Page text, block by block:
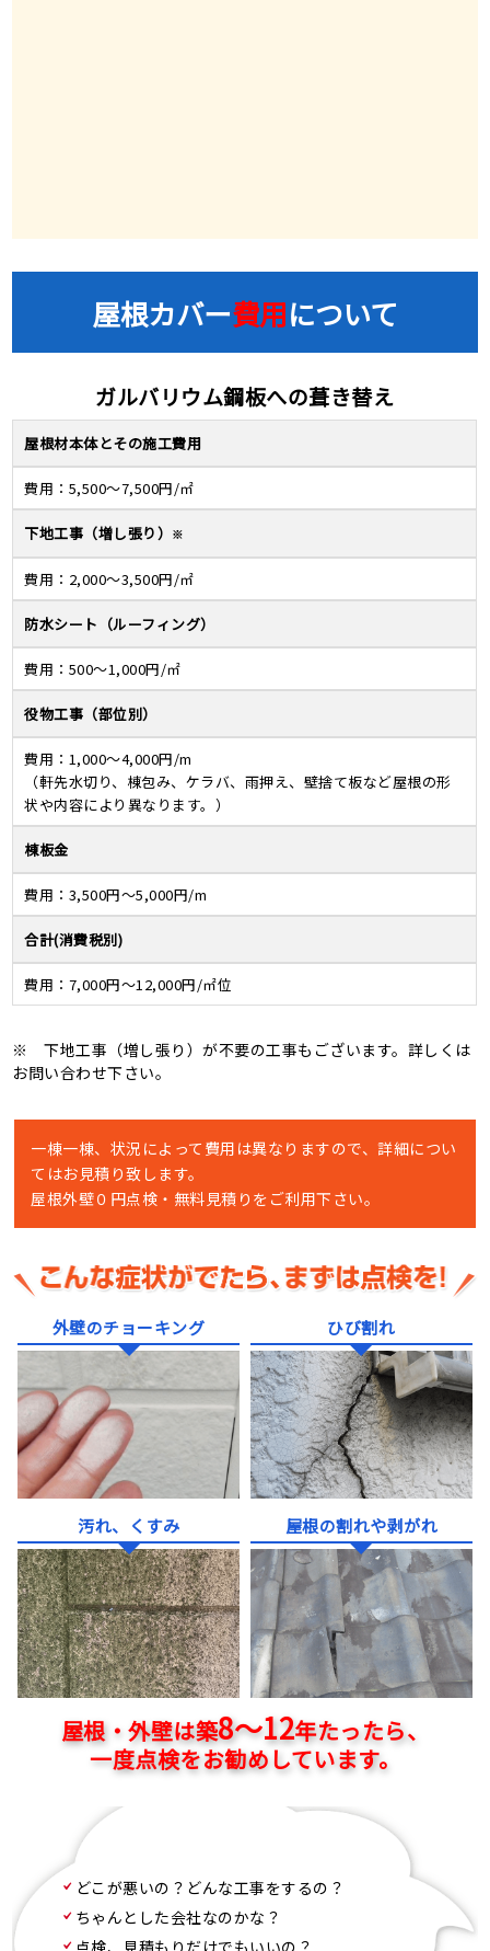
屋根カバー費用について
ガルバリウム鋼板への葺き替え
屋根材本体とその施工費用
費用： 5,500～7,500円/㎡
下地工事（増し張り） ※
費用： 2,000～3,500円/㎡
防水シート（ルーフィング）
費用： 500～1,000円/㎡
役物工事（部位別）
費用： 1,000～4,000円/m
（軒先水切り、棟包み、ケラバ、雨押え、 壁捨て板など屋根の形
状や内容により異なります。）
棟板金
費用： 3,500円～5,000円/m
合計(消費税別)
費用： 7,000円～12,000円/㎡位
※ 下地工事（増し張り）が不要の工事もございます。詳しくは
お問い合わせ下さい。
一棟一棟、状況によって費用は異なりますので、詳細につい
てはお見積り致します。
屋根外壁０円点検・無料見積りをご利用下さい。
外壁のチョーキング ひび割れ
汚れ、くすみ 屋根の割れや剥がれ
屋根・外壁は築8～12年たったら、
一度点検をお勧めしています。
どこが悪いの？どんな工事をするの？
ちゃんとした会社なのかな？
点検、見積もりだけでもいいの？